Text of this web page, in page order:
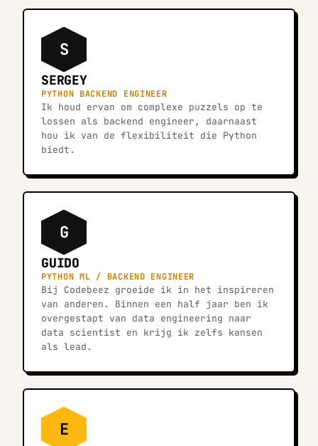
S
SERGEY
PYTHON BACKEND ENGINEER
Ik houd ervan om complexe puzzels op te
lossen als backend engineer, daarnaast
hou ik van de flexibiliteit die Python
biedt.
G
GUIDO
PYTHON ML / BACKEND ENGINEER
Bij Codebeez groeide ik in het inspireren
van anderen. Binnen een half jaar ben ik
overgestapt van data engineering naar
data scientist en krijg ik zelfs kansen
als lead.
E